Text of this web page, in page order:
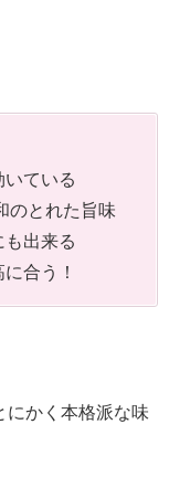
ている
のとれた旨味
出来る
合う！
にかく本格派な味